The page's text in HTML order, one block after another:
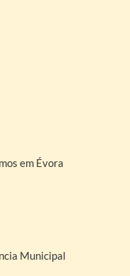
em Évora
Municipal